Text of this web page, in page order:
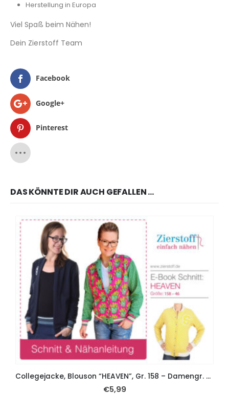
Herstellung in Europa
Viel Spaß beim Nähen!
Dein Zierstoff Team
Facebook
Google+
Pinterest
DAS KÖNNTE DIR AUCH GEFALLEN …
Collegejacke, Blouson “HEAVEN”, Gr. 158 – Damengr. 46
€5,99